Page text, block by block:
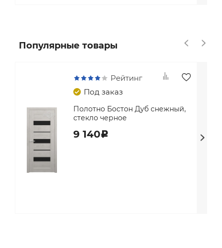
Популярные товары
Рейтинг
Под заказ
Полотно Бостон Дуб снежный,
стекло черное
9 140c